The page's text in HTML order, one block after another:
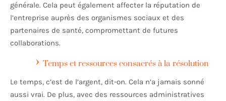
générale. Cela peut également affecter la réputation de
l’entreprise auprès des organismes sociaux et des
partenaires de santé, compromettant de futures
collaborations.
Temps et ressources consacrés à la résolution
Le temps, c’est de l’argent, dit-on. Cela n’a jamais sonné
aussi vrai. De plus, avec des ressources administratives